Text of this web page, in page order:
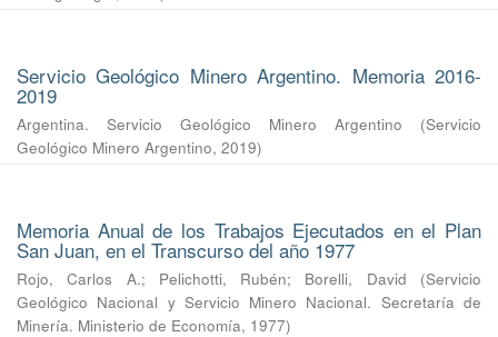
Servicio Geológico Minero Argentino. Memoria 2016-
2019
Argentina. Servicio Geológico Minero Argentino (Servicio
Geológico Minero Argentino, 2019)
Memoria Anual de los Trabajos Ejecutados en el Plan
San Juan, en el Transcurso del año 1977
Rojo, Carlos A.; Pelichotti, Rubén; Borelli, David (Servicio
Geológico Nacional y Servicio Minero Nacional. Secretaría de
Minería. Ministerio de Economía, 1977)